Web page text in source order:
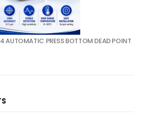
PRESS BOTTOM DEAD POINT